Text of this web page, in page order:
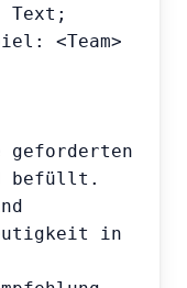
Text;
<Team>
befüllt.
in